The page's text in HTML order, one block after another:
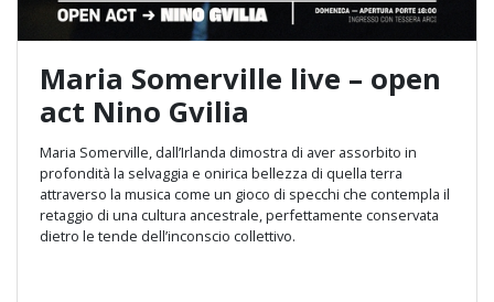
Maria Somerville live – open
act Nino Gvilia
Maria Somerville, dall’Irlanda dimostra di aver assorbito in
profondità la selvaggia e onirica bellezza di quella terra
attraverso la musica come un gioco di specchi che contempla il
retaggio di una cultura ancestrale, perfettamente conservata
dietro le tende dell’inconscio collettivo.